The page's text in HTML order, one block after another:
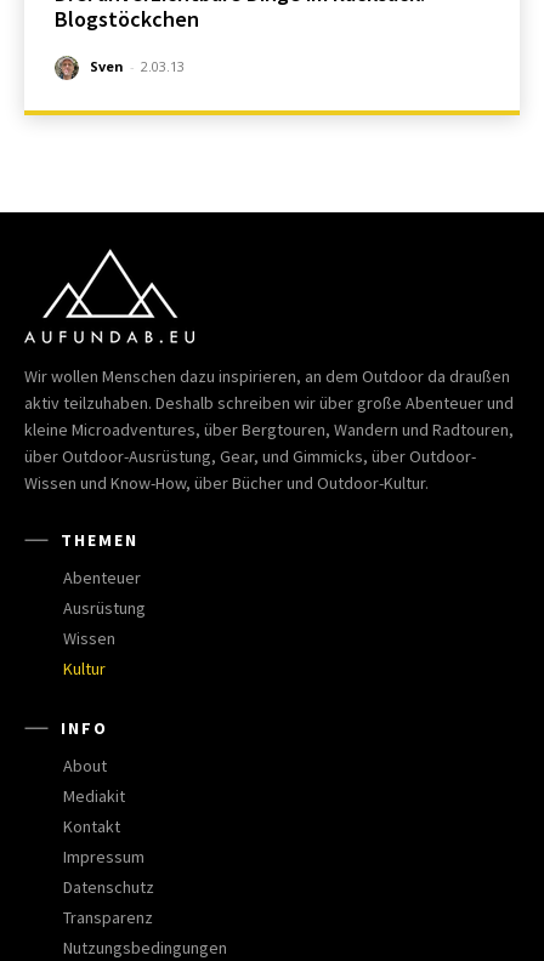
Blogstöckchen
Sven - 2.03.13
Wir wollen Menschen dazu inspirieren, an dem Outdoor da draußen
aktiv teilzuhaben. Deshalb schreiben wir über große Abenteuer und
kleine Microadventures, über Bergtouren, Wandern und Radtouren,
über Outdoor-Ausrüstung, Gear, und Gimmicks, über Outdoor-
Wissen und Know-How, über Bücher und Outdoor-Kultur.
THEMEN
Abenteuer
Ausrüstung
Wissen
Kultur
INFO
About
Mediakit
Kontakt
Impressum
Datenschutz
Transparenz
Nutzungsbedingungen